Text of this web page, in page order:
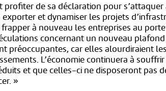
profiter de sa déclaration pour s’attaquer
et dynamiser les projets
à nouveau les entreprises au
concernant un nouveau
préoccupantes, car elles alourdiraient
L’économie continuera à
et que celles-ci ne disposeront pas
»